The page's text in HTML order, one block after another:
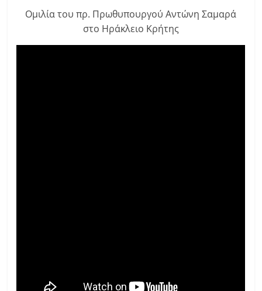
Ομιλία του πρ. Πρωθυπουργού Αντώνη Σαμαρά
στο Ηράκλειο Κρήτης